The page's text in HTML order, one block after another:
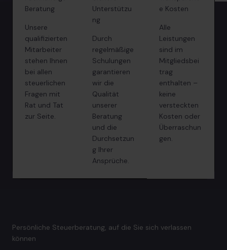
Beratung
Unsere
qualifizierten
Mitarbeiter
stehen Ihnen
bei allen
steuerlichen
Fragen mit
Rat und Tat
zur Seite.
Unterstützu
ng
Durch
regelmäßige
Schulungen
garantieren
wir die
Qualität
unserer
Beratung
und die
Durchsetzun
g Ihrer
Ansprüche.
e Kosten
Alle
Leistungen
sind im
Mitgliedsbei
trag
enthalten –
keine
versteckten
Kosten oder
Überraschun
gen.
Persönliche Steuerberatung, auf die Sie sich verlassen
können